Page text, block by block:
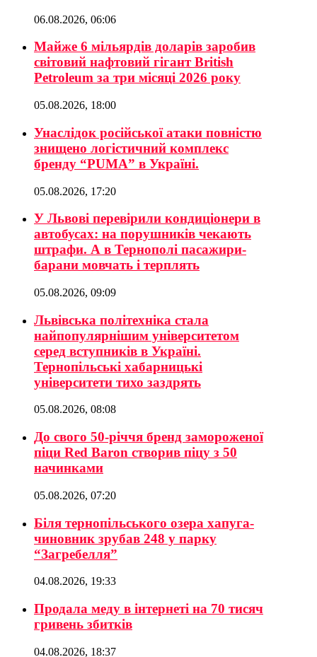
06.08.2026, 06:06
Майже 6 мільярдів доларів заробив
світовий нафтовий гігант British
Petroleum за три місяці 2026 року
05.08.2026, 18:00
Унаслідок російської атаки повністю
знищено логістичний комплекс
бренду “PUMA” в Україні.
05.08.2026, 17:20
У Львові перевірили кондиціонери в
автобусах: на порушників чекають
штрафи. А в Тернополі пасажири-
барани мовчать і терплять
05.08.2026, 09:09
Львівська політехніка стала
найпопулярнішим університетом
серед вступників в Україні.
Тернопільські хабарницькі
університети тихо заздрять
05.08.2026, 08:08
До свого 50-річчя бренд замороженої
піци Red Baron створив піцу з 50
начинками
05.08.2026, 07:20
Біля тернопільського озера хапуга-
чиновник зрубав 248 у парку
“Загребелля”
04.08.2026, 19:33
Продала меду в інтернеті на 70 тисяч
гривень збитків
04.08.2026, 18:37